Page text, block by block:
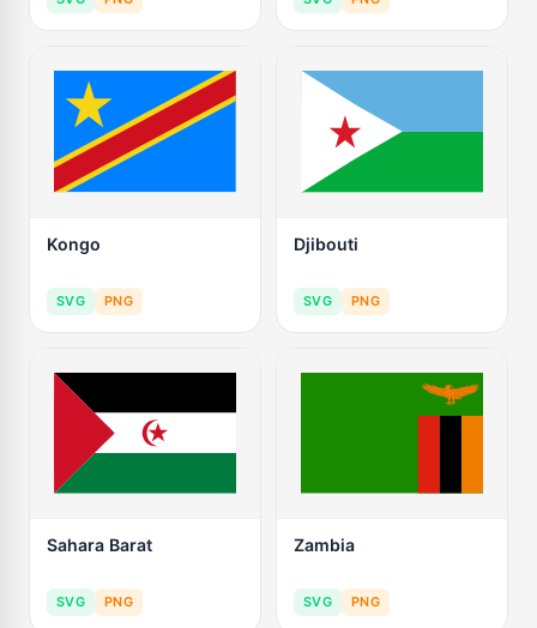
Kongo
SVG PNG
Djibouti
SVG PNG
Sahara Barat
SVG PNG
Zambia
SVG PNG